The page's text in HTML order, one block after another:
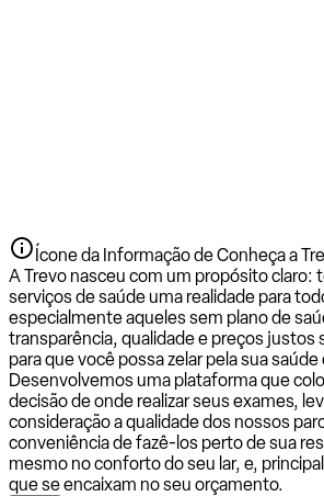
Ícone da Informação de Conheça a
A Trevo nasceu com um propósito claro:
serviços de saúde uma realidade para
especialmente aqueles sem plano de
transparência, qualidade e preços justos
para que você possa zelar pela sua
Desenvolvemos uma plataforma que
decisão de onde realizar seus exames,
consideração a qualidade dos nossos
conveniência de fazê-los perto de sua
mesmo no conforto do seu lar, e,
que se encaixam no seu orçamento.